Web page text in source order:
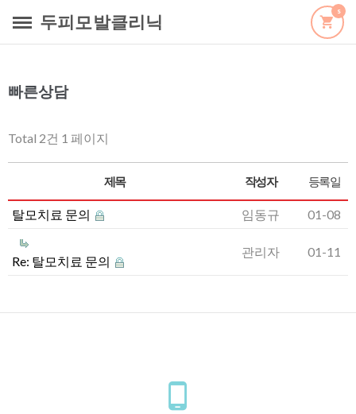
두피모발클리닉 s
빠른상담
Total 2건 1 페이지
제목 작성자 등록일
탈모치료 문의 임동규 01-08
Re: 탈모치료 문의
관리자 01-11